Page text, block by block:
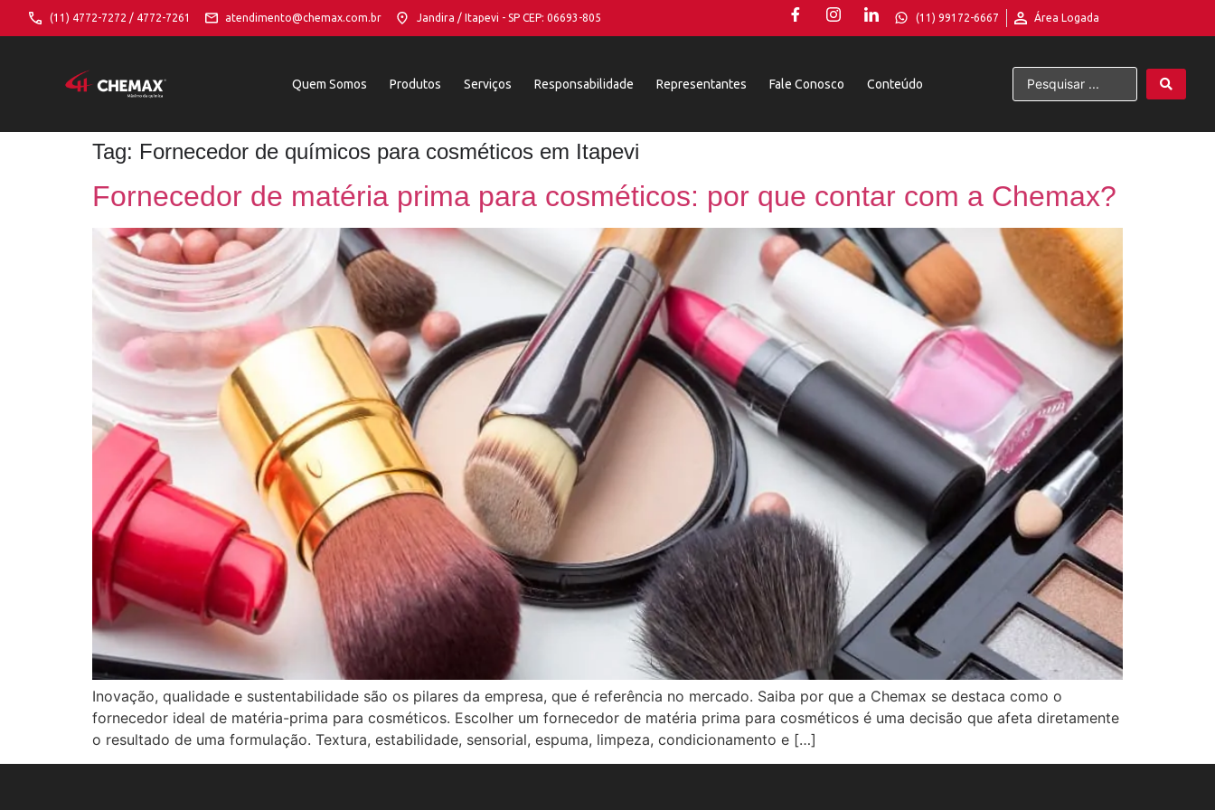
(11) 4772-7272 / 4772-7261 atendimento@chemax.com.br Jandira / Itapevi - SP CEP: 06693-805 (11) 99172-6667 Área Logada
Quem Somos Produtos Serviços Responsabilidade Representantes Fale Conosco Conteúdo
Tag: Fornecedor de químicos para cosméticos em Itapevi
Fornecedor de matéria prima para cosméticos: por que contar com a Chemax?
Inovação, qualidade e sustentabilidade são os pilares da empresa, que é referência no mercado. Saiba por que a Chemax se destaca como o
fornecedor ideal de matéria-prima para cosméticos. Escolher um fornecedor de matéria prima para cosméticos é uma decisão que afeta diretamente
o resultado de uma formulação. Textura, estabilidade, sensorial, espuma, limpeza, condicionamento e […]